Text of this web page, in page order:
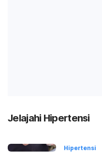
Jelajahi Hipertensi
Hipertensi